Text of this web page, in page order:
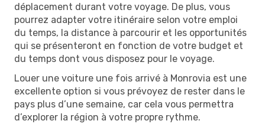
déplacement durant votre voyage. De plus, vous
pourrez adapter votre itinéraire selon votre emploi
du temps, la distance à parcourir et les opportunités
qui se présenteront en fonction de votre budget et
du temps dont vous disposez pour le voyage.
Louer une voiture une fois arrivé à Monrovia est une
excellente option si vous prévoyez de rester dans le
pays plus d’une semaine, car cela vous permettra
d’explorer la région à votre propre rythme.